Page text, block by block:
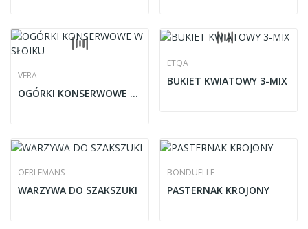
VERA
OGÓRKI KONSERWOWE W SŁOIKU
ETQA
BUKIET KWIATOWY 3-MIX
OERLEMANS
WARZYWA DO SZAKSZUKI
BONDUELLE
PASTERNAK KROJONY